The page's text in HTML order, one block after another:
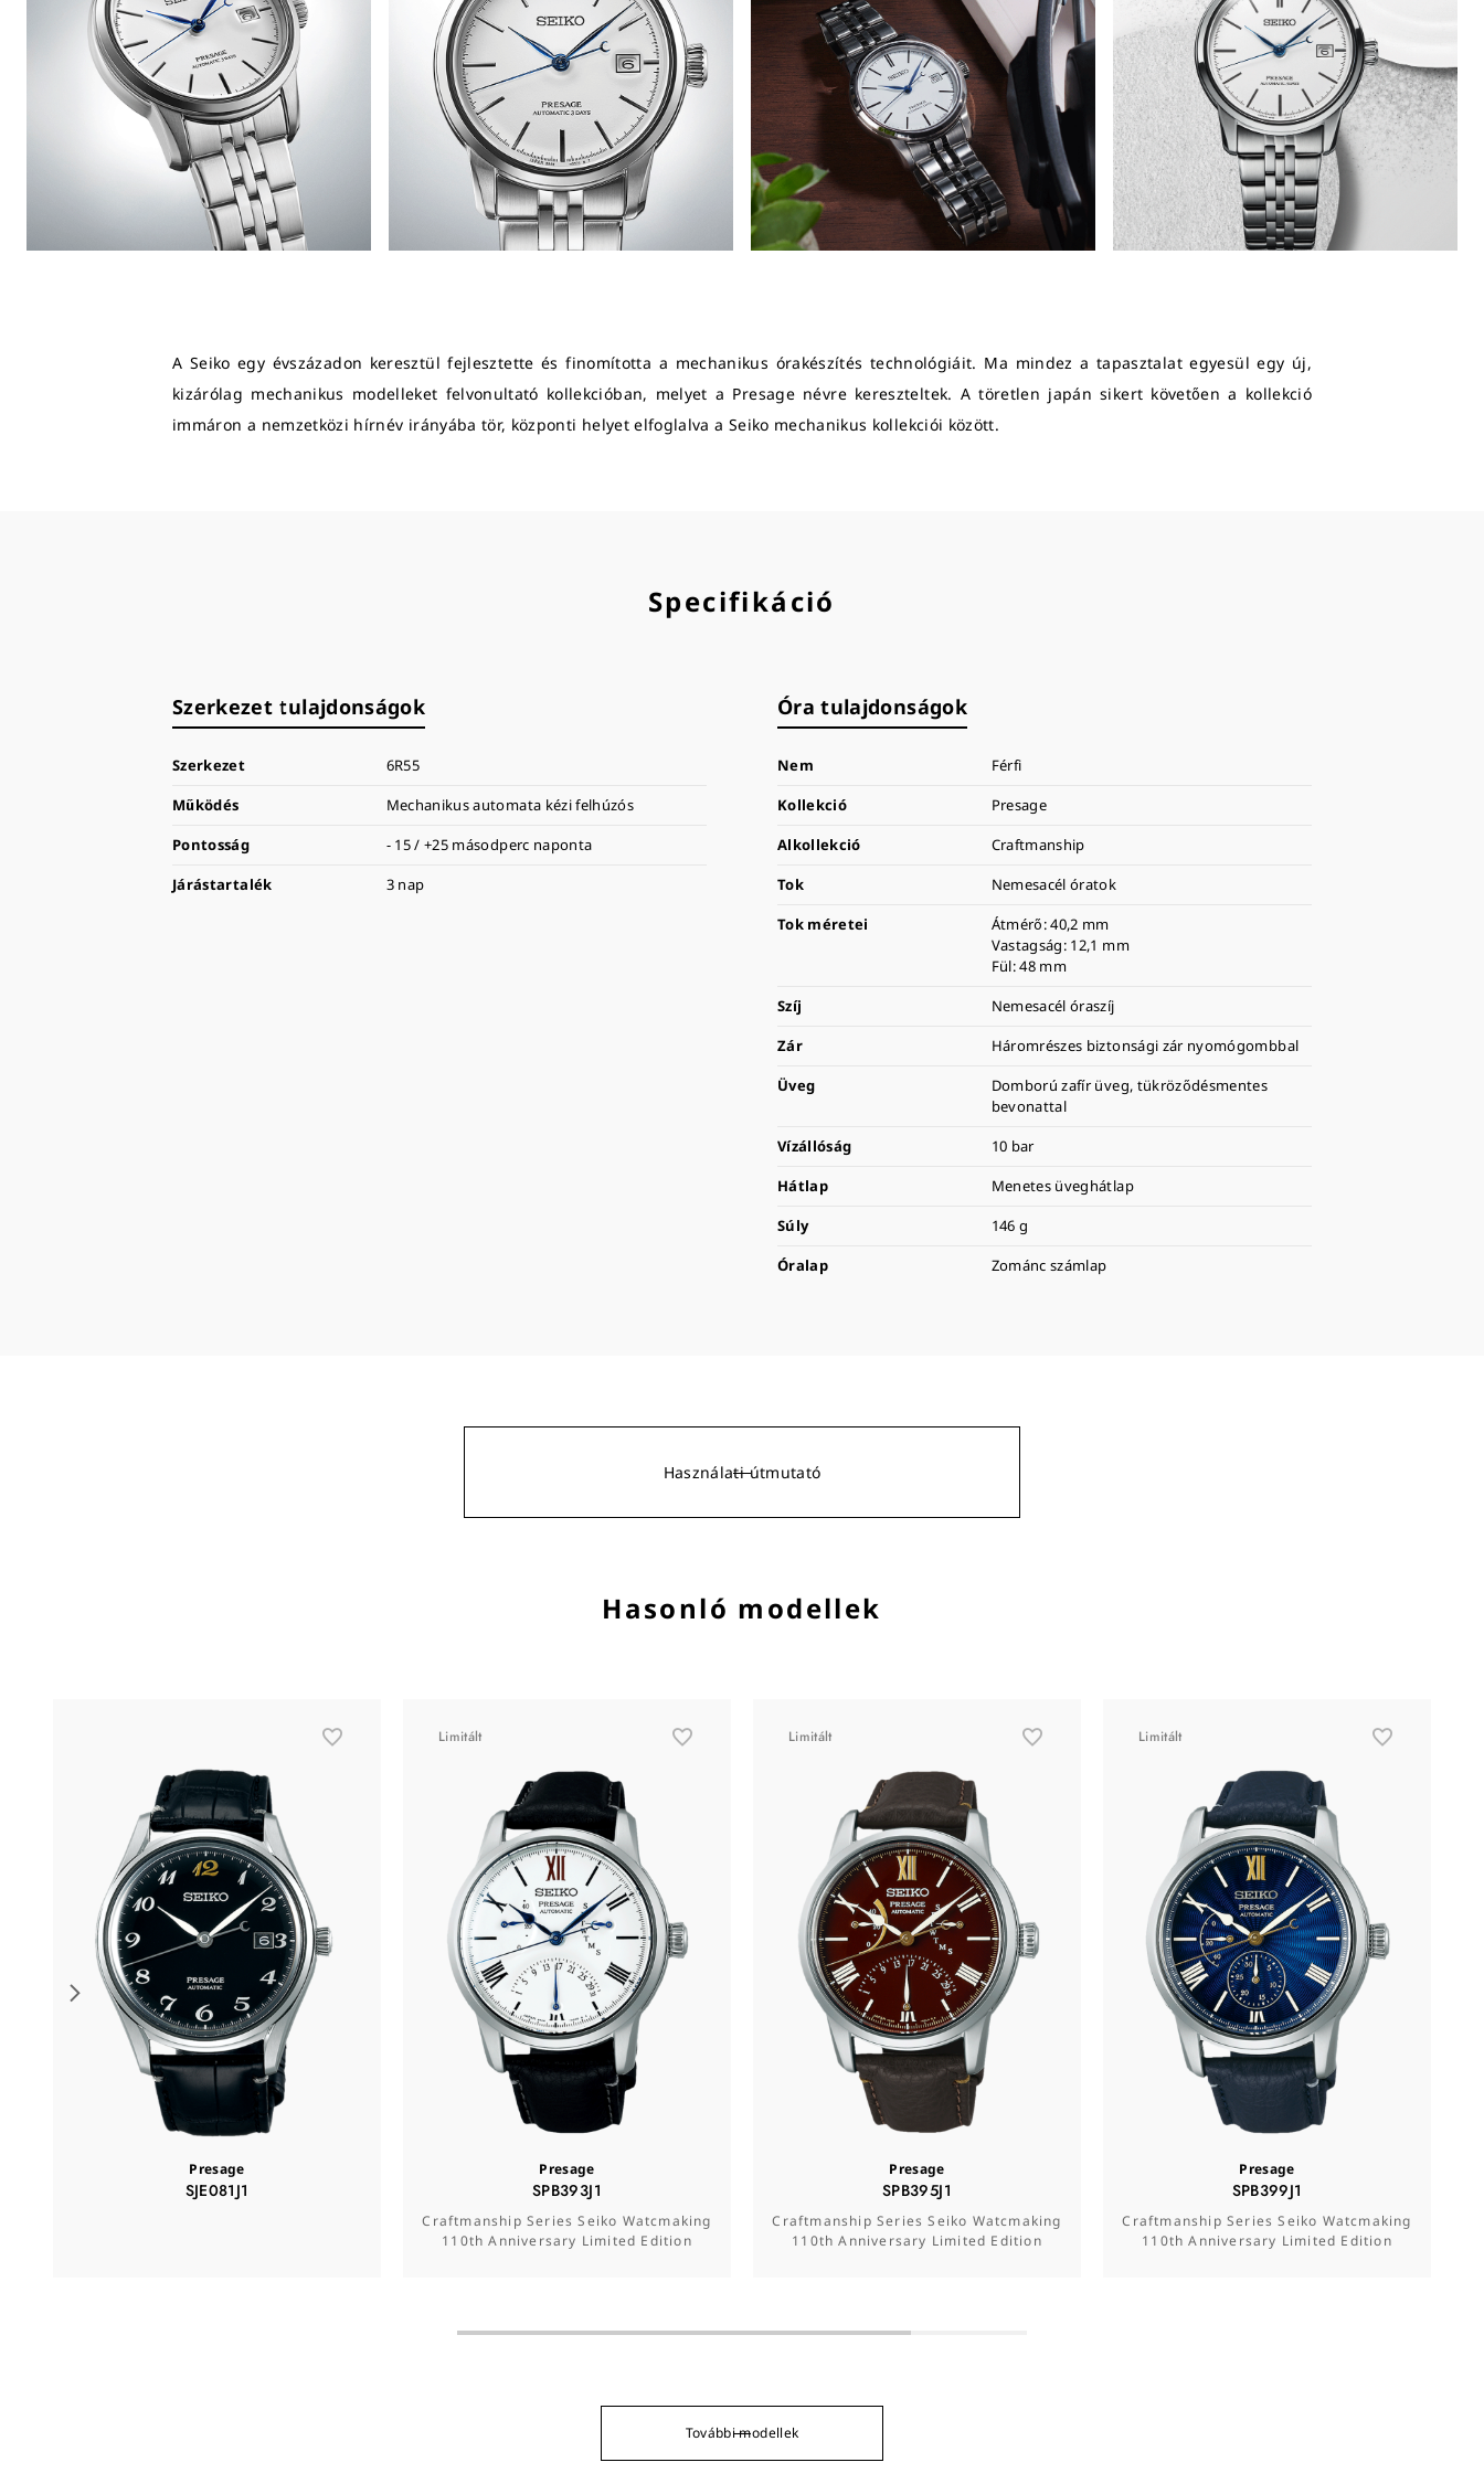
A Seiko egy évszázadon keresztül fejlesztette és finomította a mechanikus órakészítés technológiáit. Ma mindez a tapasztalat egyesül egy új,
kizárólag mechanikus modelleket felvonultató kollekcióban, melyet a Presage névre kereszteltek. A töretlen japán sikert követően a kollekció
immáron a nemzetközi hírnév irányába tör, központi helyet elfoglalva a Seiko mechanikus kollekciói között.
Specifikáció
Szerkezet tulajdonságok
Szerkezet
6R55
Működés
Mechanikus automata kézi felhúzós
Pontosság
- 15 / +25 másodperc naponta
Járástartalék
3 nap
Óra tulajdonságok
Nem
Férfi
Kollekció
Presage
Alkollekció
Craftmanship
Tok
Nemesacél óratok
Tok méretei
Átmérő: 40,2 mm
Vastagság: 12,1 mm
Fül: 48 mm
Szíj
Nemesacél óraszíj
Zár
Háromrészes biztonsági zár nyomógombbal
Üveg
Domború zafír üveg, tükröződésmentes
bevonattal
Vízállóság
10 bar
Hátlap
Menetes üveghátlap
Súly
146 g
Óralap
Zománc számlap
Használati útmutató
Hasonló modellek
Presage
SJE081J1
Limitált
Presage
SPB393J1
Craftmanship Series Seiko Watcmaking
110th Anniversary Limited Edition
Limitált
Presage
SPB395J1
Craftmanship Series Seiko Watcmaking
110th Anniversary Limited Edition
Limitált
Presage
SPB399J1
Craftmanship Series Seiko Watcmaking
110th Anniversary Limited Edition
További modellek